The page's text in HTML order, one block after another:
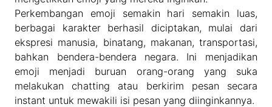
Perkembangan emoji semakin hari semakin luas,
berbagai karakter berhasil diciptakan, mulai dari
ekspresi manusia, binatang, makanan, transportasi,
bahkan bendera-bendera negara. Ini menjadikan
emoji menjadi buruan orang-orang yang suka
melakukan chatting atau berkirim pesan secara
instant untuk mewakili isi pesan yang diinginkannya.